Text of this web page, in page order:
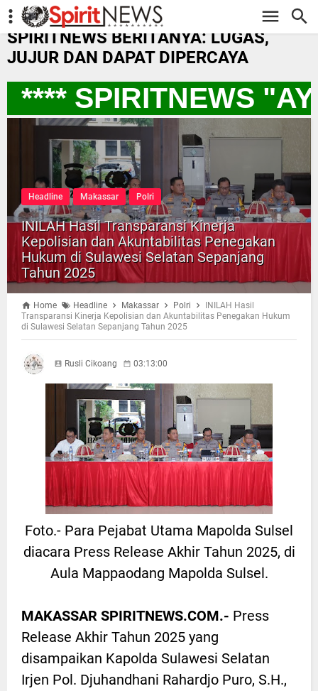
-->
SPIRITNEWS BERITANYA: LUGAS,
JUJUR DAN DAPAT DIPERCAYA
SPIRITNEWS
Headline Makassar Polri
INILAH Hasil Transparansi Kinerja
Kepolisian dan Akuntabilitas Penegakan
Hukum di Sulawesi Selatan Sepanjang
Tahun 2025
Home Headline Makassar Polri
INILAH Hasil
Transparansi Kinerja Kepolisian dan Akuntabilitas Penegakan Hukum
di Sulawesi Selatan Sepanjang Tahun 2025
Rusli Cikoang 03:13:00
Foto.- Para Pejabat Utama Mapolda Sulsel
diacara Press Release Akhir Tahun 2025, di
Aula Mappaodang Mapolda Sulsel.
MAKASSAR SPIRITNEWS.COM.- Press
Release Akhir Tahun 2025 yang
disampaikan Kapolda Sulawesi Selatan
Irjen Pol. Djuhandhani Rahardjo Puro, S.H.,